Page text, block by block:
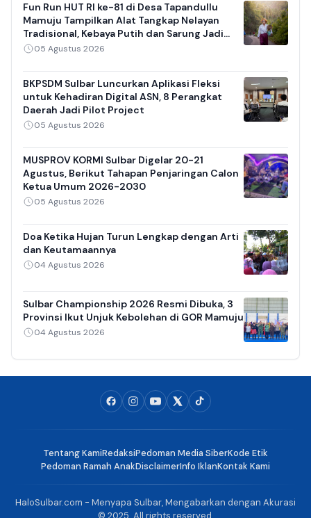
Fun Run HUT RI ke-81 di Desa Tapandullu
Mamuju Tampilkan Alat Tangkap Nelayan
Tradisional, Kebaya Putih dan Sarung Jadi
Daya Tarik
05 Agustus 2026
BKPSDM Sulbar Luncurkan Aplikasi Fleksi
untuk Kehadiran Digital ASN, 8 Perangkat
Daerah Jadi Pilot Project
05 Agustus 2026
MUSPROV KORMI Sulbar Digelar 20-21
Agustus, Berikut Tahapan Penjaringan Calon
Ketua Umum 2026-2030
05 Agustus 2026
Doa Ketika Hujan Turun Lengkap dengan Arti
dan Keutamaannya
04 Agustus 2026
Sulbar Championship 2026 Resmi Dibuka, 3
Provinsi Ikut Unjuk Kebolehan di GOR Mamuju
04 Agustus 2026
Tentang KamiRedaksiPedoman Media SiberKode Etik
Pedoman Ramah AnakDisclaimerInfo IklanKontak Kami
HaloSulbar.com - Menyapa Sulbar, Mengabarkan dengan Akurasi
© 2025. All rights reserved.